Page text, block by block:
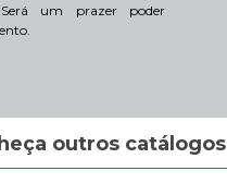
Será um prazer poder
outros catálogos